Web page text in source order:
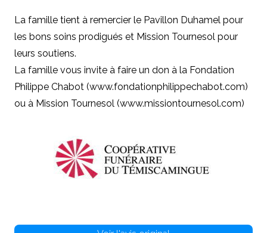
La famille tient à remercier le Pavillon Duhamel pour
les bons soins prodigués et Mission Tournesol pour
leurs soutiens.
La famille vous invite à faire un don à la Fondation
Philippe Chabot (www.fondationphilippechabot.com)
ou à Mission Tournesol (www.missiontournesol.com)